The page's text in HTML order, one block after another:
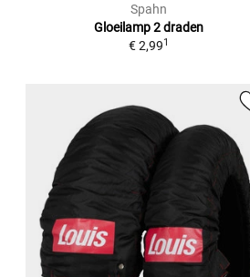
Spahn
Gloeilamp 2 draden
€ 2,991